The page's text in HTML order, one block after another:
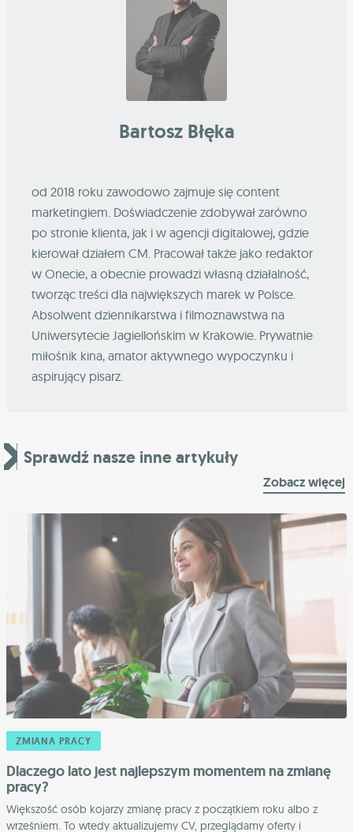
Bartosz Błęka
od 2018 roku zawodowo zajmuje się content
marketingiem. Doświadczenie zdobywał zarówno
po stronie klienta, jak i w agencji digitalowej, gdzie
kierował działem CM. Pracował także jako redaktor
w Onecie, a obecnie prowadzi własną działalność,
tworząc treści dla największych marek w Polsce.
Absolwent dziennikarstwa i filmoznawstwa na
Uniwersytecie Jagiellońskim w Krakowie. Prywatnie
miłośnik kina, amator aktywnego wypoczynku i
aspirujący pisarz.
Sprawdź nasze inne artykuły
Zobacz więcej
ZMIANA PRACY
Dlaczego lato jest najlepszym momentem na zmianę
pracy?
Większość osób kojarzy zmianę pracy z początkiem roku albo z
wrześniem. To wtedy aktualizujemy CV, przeglądamy oferty i